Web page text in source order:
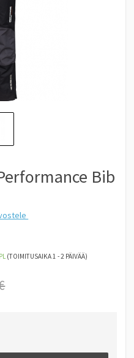
Bib
(TOIMITUSAIKA 1 - 2 PÄIVÄÄ)